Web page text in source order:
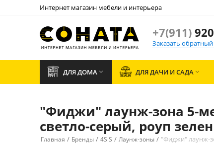
Интернет магазин мебели и интерьера
+7(911)
Заказать
ДЛЯ ДОМА  ДЛЯ ДАЧИ И САДА 
"Фиджи" лаунж-зона 5-
светло-серый, роуп
Главная / Бренды / 4SiS / Лаунж-зоны / "Фиджи" лаунж-